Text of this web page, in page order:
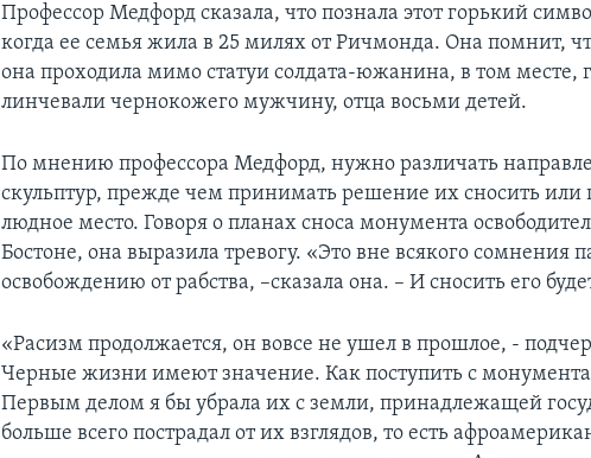
Профессор Медфорд сказала, что познала этот горький
когда ее семья жила в 25 милях от Ричмонда. Она помнит,
она проходила мимо статуи солдата-южанина, в том месте,
линчевали чернокожего мужчину, отца восьми детей.
По мнению профессора Медфорд, нужно различать
скульптур, прежде чем принимать решение их сносить или
людное место. Говоря о планах сноса монумента
Бостоне, она выразила тревогу. «Это вне всякого сомнения
освобождению от рабства, –сказала она. – И сносить его
«Расизм продолжается, он вовсе не ушел в прошлое, -
Черные жизни имеют значение. Как поступить с
Первым делом я бы убрала их с земли, принадлежащей
больше всего пострадал от их взглядов, то есть